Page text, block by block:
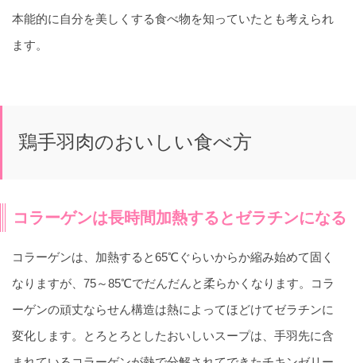
本能的に自分を美しくする食べ物を知っていたとも考えられ
ます。
鶏手羽肉のおいしい食べ方
コラーゲンは長時間加熱するとゼラチンになる
コラーゲンは、加熱すると65℃ぐらいからか縮み始めて固く
なりますが、75～85℃でだんだんと柔らかくなります。コラ
ーゲンの頑丈ならせん構造は熱によってほどけてゼラチンに
変化します。とろとろとしたおいしいスープは、手羽先に含